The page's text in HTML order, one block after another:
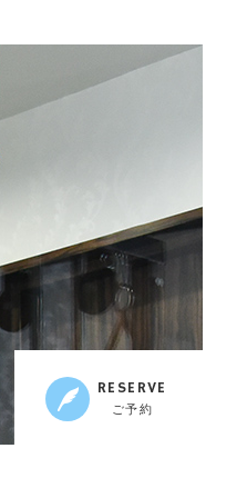
RESERVE
ご予約